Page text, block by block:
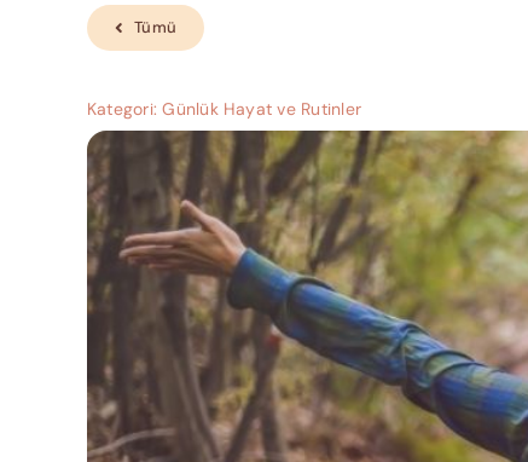
Tümü
Kategori:Günlük Hayat ve Rutinler